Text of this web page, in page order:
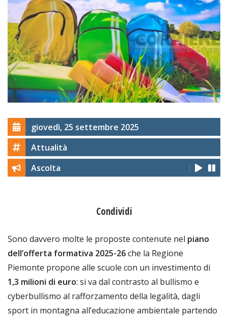
giovedì, 25 settembre 2025
Attualità
Ascolta
Condividi
Sono davvero molte le proposte contenute nel piano
dell’offerta formativa 2025-26che la Regione
Piemonte propone alle scuole con un investimento di
1,3 milioni di euro: si va dal contrasto al bullismo e
cyberbullismo al rafforzamento della legalità, dagli
sport in montagna all’educazione ambientale partendo